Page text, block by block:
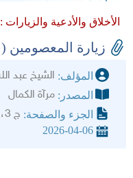
الأخلاق والأدعية والزيارات :
زيارة المعصومين
المؤلف: الشيخ عبد
المصدر: مرآة الكمال
الجزء والصفحة: ج 3، ص 244 ــ 247
2026-04-06